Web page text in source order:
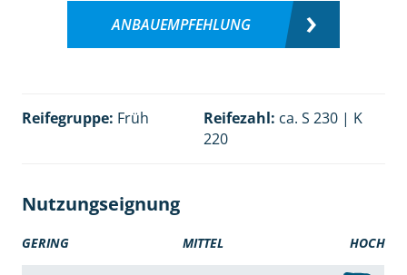
ANBAUEMPFEHLUNG
Reifegruppe: Früh Reifezahl: ca. S 230 | K
220
Nutzungseignung
GERING MITTEL HOCH